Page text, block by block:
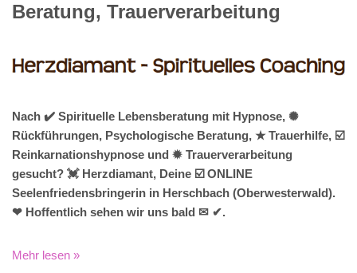
Beratung, Trauerverarbeitung
Nach ✔️ Spirituelle Lebensberatung mit Hypnose, ✺
Rückführungen, Psychologische Beratung, ★ Trauerhilfe, ☑️
Reinkarnationshypnose und ✹ Trauerverarbeitung
gesucht? 💓️ Herzdiamant, Deine ☑️ ONLINE
Seelenfriedensbringerin in Herschbach (Oberwesterwald).
❤ Hoffentlich sehen wir uns bald ✉ ✔.
Mehr lesen »